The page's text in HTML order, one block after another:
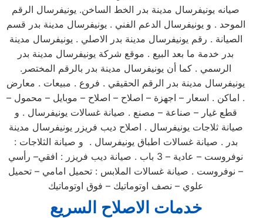
صيانه يونيفرسال مدينة بدر الخط الساخن. يونيفرسال الرقم
الموحد . و يونيفرسال الدعم الفني . يونيفرسال مدينة بدر قسم
الصيانة . رقم يونيفرسال مدينة بدر الاصلي . يونيفرسال مدينة
بدر خدمة ما بعد البيع . موقع شركة يونيفرسال مدينة بدر
الرسمي . كما أن يونيفرسال مدينة بدر بالرقم المختصر.
يونيفرسال مدينة بدر الرقم الحقيقي . فروع . مبيعات . معارض
. اماكن . اسعار – اجهزة – اصلاح – اصلاح – موبايل – محمول –
قطع غيار – صناعة – مصنع . صيانة غسالات يونيفرسال . و
صيانة ثلاجات يونيفرسال . اصلاح ديب فريزر يونيفرسال مدينة
بدر . صيانة غسالات اطباق يونيفرسال . و صيانة الثلاجات :
نوفروست – عادية – 3 باب . صيانة ديب فريزر : افقي– رأسي
– نوفروست . صيانة غسالات الملابس : تحميل امامي – تحميل
علوي – نصف اوتوماتيك – فوق اوتوماتيك
خدمات الاصلاح السريع